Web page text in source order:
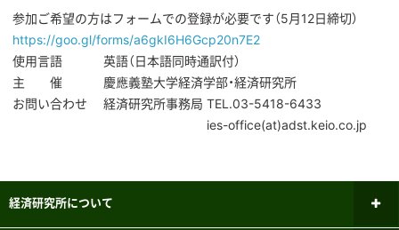
参加ご希望の方はフォームでの登録が必要です（5月12日締切）
https://goo.gl/forms/a6gkI6H6Gcp20n7E2
使用言語 英語（日本語同時通訳付）
主 催 慶應義塾大学経済学部・経済研究所
お問い合わせ 経済研究所事務局 TEL.03-5418-6433
ies-office(at)adst.keio.co.jp
経済研究所について